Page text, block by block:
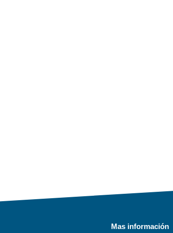
Mas información